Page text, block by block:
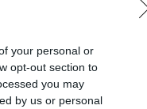
your personal or
opt-out section to
you may
by us or personal